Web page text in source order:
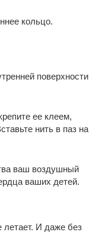
кольцо.
поверхности
ее клеем,
нить в паз на
ваш воздушный
ваших детей.
И даже без